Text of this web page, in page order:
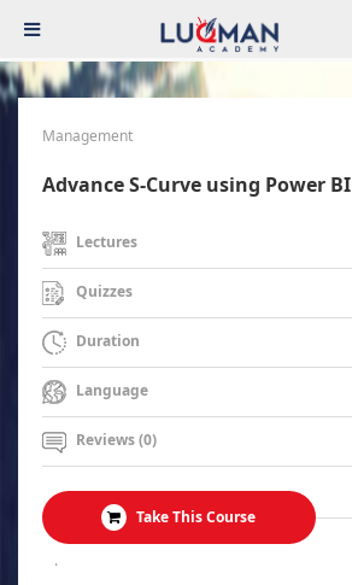
Management
Advance S-Curve using Power BI
Lectures
Quizzes
Duration
Language
Reviews (0)
Take This Course
.